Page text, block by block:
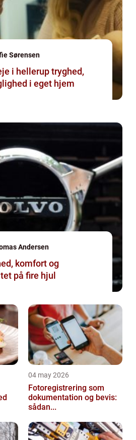
Sørensen
tryghed,
i eget hjem
Andersen
komfort og
på fire hjul
04 may 2026
Fotoregistrering som
dokumentation og bevis:
sådan...